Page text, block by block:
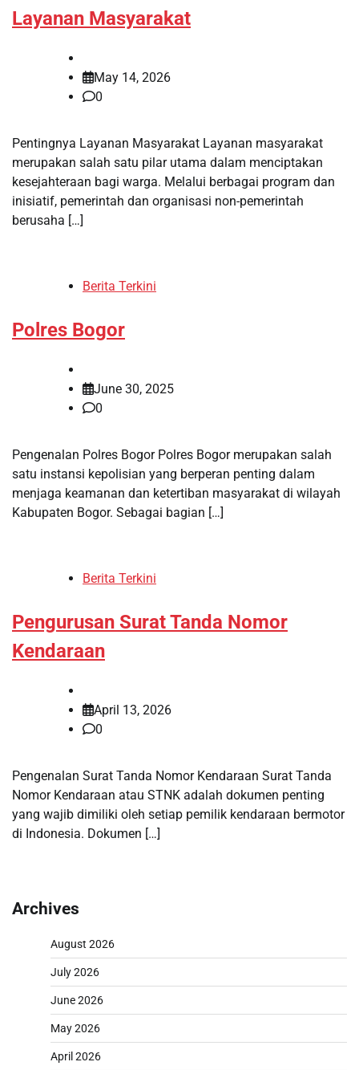
Layanan Masyarakat
May 14, 2026
0
Pentingnya Layanan Masyarakat Layanan masyarakat
merupakan salah satu pilar utama dalam menciptakan
kesejahteraan bagi warga. Melalui berbagai program dan
inisiatif, pemerintah dan organisasi non-pemerintah
berusaha […]
Berita Terkini
Polres Bogor
June 30, 2025
0
Pengenalan Polres Bogor Polres Bogor merupakan salah
satu instansi kepolisian yang berperan penting dalam
menjaga keamanan dan ketertiban masyarakat di wilayah
Kabupaten Bogor. Sebagai bagian […]
Berita Terkini
Pengurusan Surat Tanda Nomor
Kendaraan
April 13, 2026
0
Pengenalan Surat Tanda Nomor Kendaraan Surat Tanda
Nomor Kendaraan atau STNK adalah dokumen penting
yang wajib dimiliki oleh setiap pemilik kendaraan bermotor
di Indonesia. Dokumen […]
Archives
August 2026
July 2026
June 2026
May 2026
April 2026